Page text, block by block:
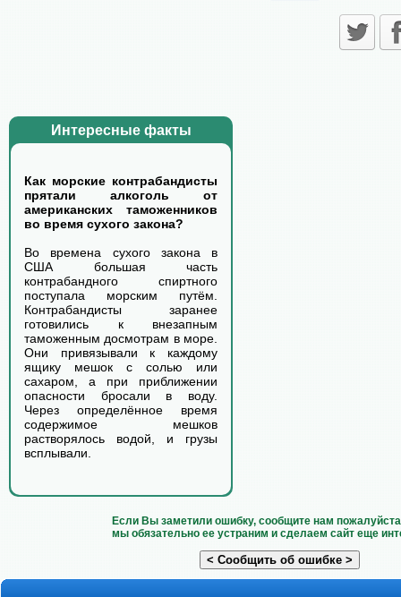
Интересные факты
Как морские контрабандисты
прятали алкоголь от
американских таможенников
во время сухого закона?
Во времена сухого закона в
США большая часть
контрабандного спиртного
поступала морским путём.
Контрабандисты заранее
готовились к внезапным
таможенным досмотрам в море.
Они привязывали к каждому
ящику мешок с солью или
сахаром, а при приближении
опасности бросали в воду.
Через определённое время
содержимое мешков
растворялось водой, и грузы
всплывали.
Если Вы заметили ошибку, сообщите нам
мы обязательно ее устраним и сделаем сайт еще